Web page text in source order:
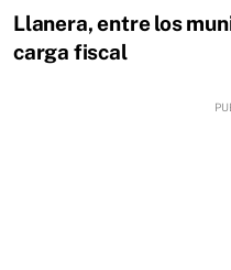
Llanera, entre los
carga fiscal